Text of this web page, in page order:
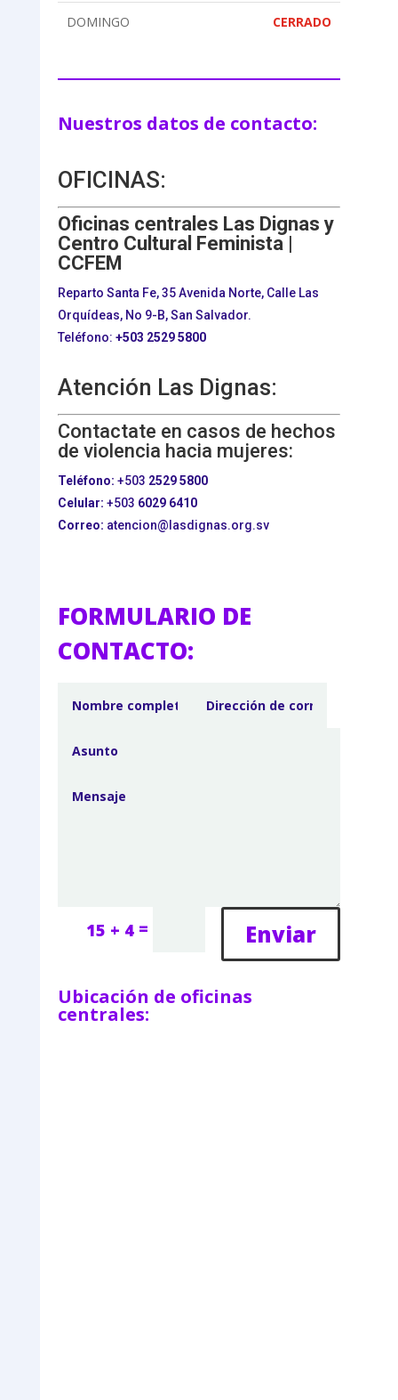
DOMINGO CERRADO
Nuestros datos de contacto:
OFICINAS:
Oficinas centrales Las Dignas y
Centro Cultural Feminista |
CCFEM
Reparto Santa Fe, 35 Avenida Norte, Calle Las
Orquídeas, No 9-B, San Salvador.
Teléfono: +503 2529 5800
Atención Las Dignas:
Contactate en casos de hechos
de violencia hacia mujeres:
Teléfono: +503 2529 5800
Celular: +503 6029 6410
Correo: atencion@lasdignas.org.sv
FORMULARIO DE
CONTACTO:
15 + 4 = Enviar
Ubicación de oficinas
centrales: